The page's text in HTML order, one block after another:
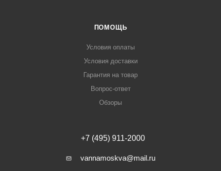
ПОМОЩЬ
Условия оплаты
Условия доставки
Гарантия на товар
Вопрос-ответ
Обзоры
+7 (495) 911-2000
vannamoskva@mail.ru